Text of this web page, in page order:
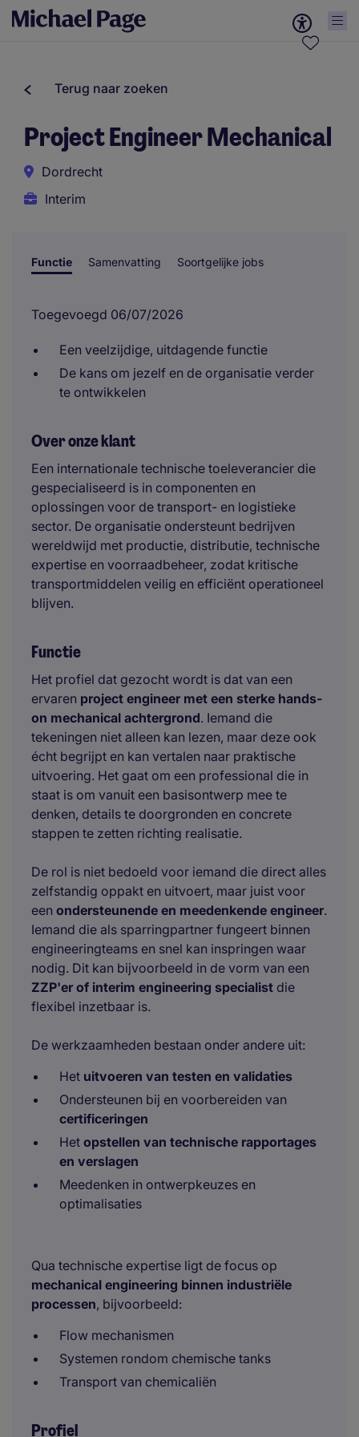
Terug naar zoeken
Project Engineer Mechanical
Dordrecht
Interim
Functie Samenvatting Soortgelijke jobs
Toegevoegd 06/07/2026
Een veelzijdige, uitdagende functie
De kans om jezelf en de organisatie verder
te ontwikkelen
Over onze klant
Een internationale technische toeleverancier die
gespecialiseerd is in componenten en
oplossingen voor de transport- en logistieke
sector. De organisatie ondersteunt bedrijven
wereldwijd met productie, distributie, technische
expertise en voorraadbeheer, zodat kritische
transportmiddelen veilig en efficiënt operationeel
blijven.
Functie
Het profiel dat gezocht wordt is dat van een
ervaren project engineer met een sterke hands-
on mechanical achtergrond. Iemand die
tekeningen niet alleen kan lezen, maar deze ook
écht begrijpt en kan vertalen naar praktische
uitvoering. Het gaat om een professional die in
staat is om vanuit een basisontwerp mee te
denken, details te doorgronden en concrete
stappen te zetten richting realisatie.
De rol is niet bedoeld voor iemand die direct alles
zelfstandig oppakt en uitvoert, maar juist voor
een ondersteunende en meedenkende engineer.
Iemand die als sparringpartner fungeert binnen
engineeringteams en snel kan inspringen waar
nodig. Dit kan bijvoorbeeld in de vorm van een
ZZP'er of interim engineering specialist die
flexibel inzetbaar is.
De werkzaamheden bestaan onder andere uit:
Het uitvoeren van testen en validaties
Ondersteunen bij en voorbereiden van
certificeringen
Het opstellen van technische rapportages
en verslagen
Meedenken in ontwerpkeuzes en
optimalisaties
Qua technische expertise ligt de focus op
mechanical engineering binnen industriële
processen, bijvoorbeeld:
Flow mechanismen
Systemen rondom chemische tanks
Transport van chemicaliën
Profiel